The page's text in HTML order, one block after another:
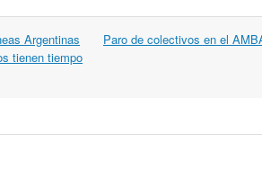
Argentinas
tienen tiempo
Paro de colectivos en el